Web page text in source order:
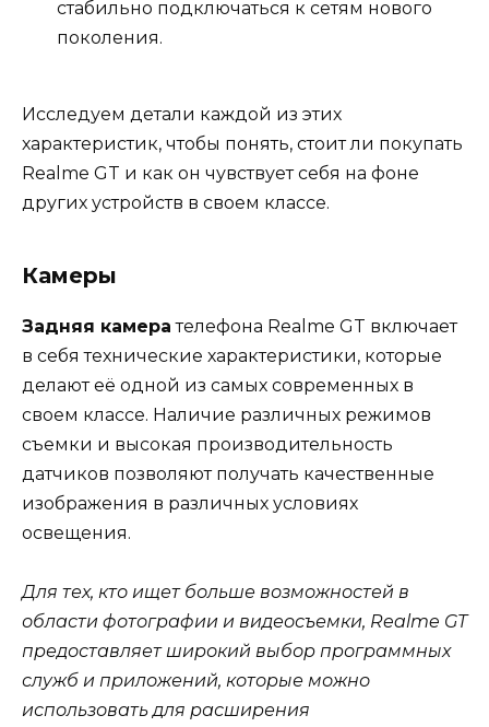
стабильно подключаться к сетям нового
поколения.
Исследуем детали каждой из этих
характеристик, чтобы понять, стоит ли покупать
Realme GT и как он чувствует себя на фоне
других устройств в своем классе.
Камеры
Задняя камера телефона Realme GT включает
в себя технические характеристики, которые
делают её одной из самых современных в
своем классе. Наличие различных режимов
съемки и высокая производительность
датчиков позволяют получать качественные
изображения в различных условиях
освещения.
Для тех, кто ищет больше возможностей в
области фотографии и видеосъемки, Realme GT
предоставляет широкий выбор программных
служб и приложений, которые можно
использовать для расширения